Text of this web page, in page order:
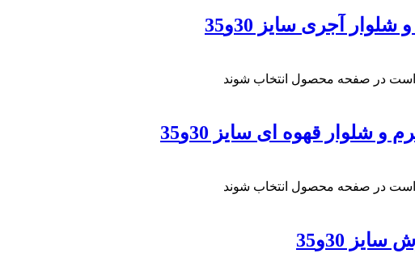
آجری سایز 30و35
است در صفحه محصول انتخاب شوند
شلوار قهوه ای سایز 30و35
است در صفحه محصول انتخاب شوند
30و35